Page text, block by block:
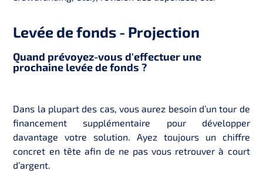
Levée de fonds - Projection
Quand prévoyez-vous d'effectuer une
prochaine levée de fonds ?
Dans la plupart des cas, vous aurez besoin d’un tour de
financement supplémentaire pour développer
davantage votre solution. Ayez toujours un chiffre
concret en tête afin de ne pas vous retrouver à court
d’argent.